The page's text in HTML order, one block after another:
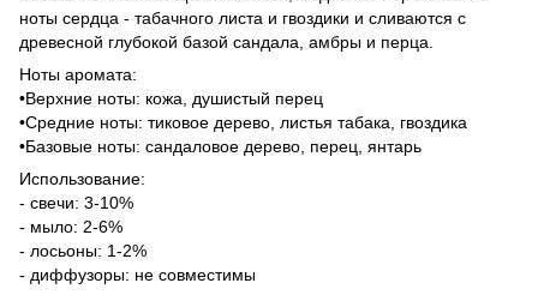
ноты сердца - табачного листа и гвоздики и сливаются с
древесной глубокой базой сандала, амбры и перца.
Ноты аромата:
•Верхние ноты: кожа, душистый перец
•Средние ноты: тиковое дерево, листья табака, гвоздика
•Базовые ноты: сандаловое дерево, перец, янтарь
Использование:
- свечи: 3-10%
- мыло: 2-6%
- лосьоны: 1-2%
- диффузоры: не совместимы